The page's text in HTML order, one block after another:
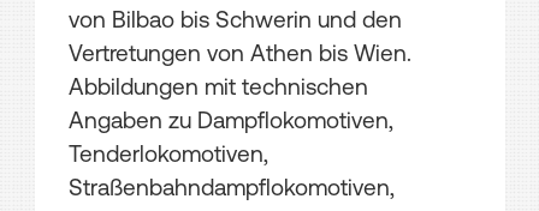
von Bilbao bis Schwerin und den
Vertretungen von Athen bis Wien.
Abbildungen mit technischen
Angaben zu Dampflokomotiven,
Tenderlokomotiven,
Straßenbahndampflokomotiven,